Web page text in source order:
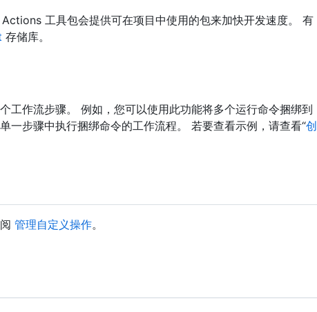
工具包会提供可在项目中使用的包来加快开发速度。 有
存储库。
工作流步骤。 例如，您可以使用此功能将多个运行命令捆绑到
一步骤中执行捆绑命令的工作流程。 若要查看示例，请查看“创
管理自定义操作。